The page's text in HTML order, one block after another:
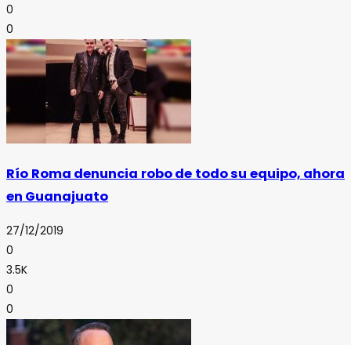
0
0
Río Roma denuncia robo de todo su equipo, ahora
en Guanajuato
27/12/2019
0
3.5K
0
0